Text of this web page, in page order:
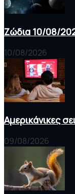
Ζώδια 10/08/
10/08/2026
Αμερικάνικες
09/08/2026